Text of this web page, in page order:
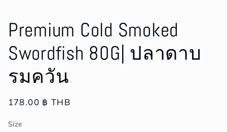
Premium Cold Smoked
Swordfish 80G| ปลาดาบ
รมควัน
Regular
178.00 ฿ THB
Size